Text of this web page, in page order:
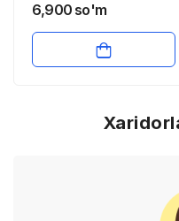
6,900 so'm